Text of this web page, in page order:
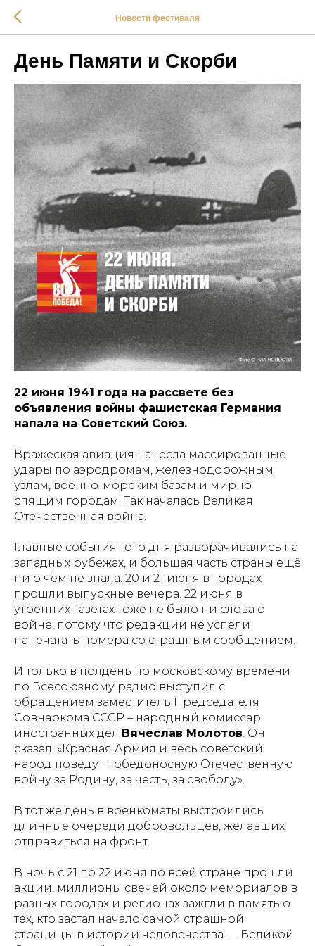
Новости фестиваля
День Памяти и Скорби
22 июня 1941 года на рассвете без
объявления войны фашистская Германия
напала на Советский Союз.
Вражеская авиация нанесла массированные
удары по аэродромам, железнодорожным
узлам, военно-морским базам и мирно
спящим городам. Так началась Великая
Отечественная война.
Главные события того дня разворачивались на
западных рубежах, и большая часть страны ещё
ни о чём не знала. 20 и 21 июня в городах
прошли выпускные вечера. 22 июня в
утренних газетах тоже не было ни слова о
войне, потому что редакции не успели
напечатать номера со страшным сообщением.
И только в полдень по московскому времени
по Всесоюзному радио выступил с
обращением заместитель Председателя
Совнаркома СССР – народный комиссар
иностранных дел Вячеслав Молотов. Он
сказал: «Красная Армия и весь советский
народ поведут победоносную Отечественную
войну за Родину, за честь, за свободу».
В тот же день в военкоматы выстроились
длинные очереди добровольцев, желавших
отправиться на фронт.
В ночь с 21 по 22 июня по всей стране прошли
акции, миллионы свечей около мемориалов в
разных городах и регионах зажгли в память о
тех, кто застал начало самой страшной
страницы в истории человечества — Великой